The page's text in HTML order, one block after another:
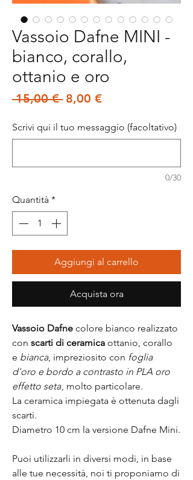
Vassoio Dafne MINI -
bianco, corallo,
ottanio e oro
15,00 € Prezzo
8,00 €Prezzo
Scrivi qui il tuo messaggio (facoltativo)
0/30
Quantità *
Aggiungi al carrello
Acquista ora
Vassoio Dafne colore bianco realizzato
con scarti di ceramica ottanio, corallo
e bianca, impreziosito con foglia
d'oro e bordo a contrasto in PLA oro
effetto seta, molto particolare.
La ceramica impiegata è ottenuta dagli
scarti.
Diametro 10 cm la versione Dafne Mini.
Puoi utilizzarli in diversi modi, in base
alle tue necessità, noi ti proponiamo di